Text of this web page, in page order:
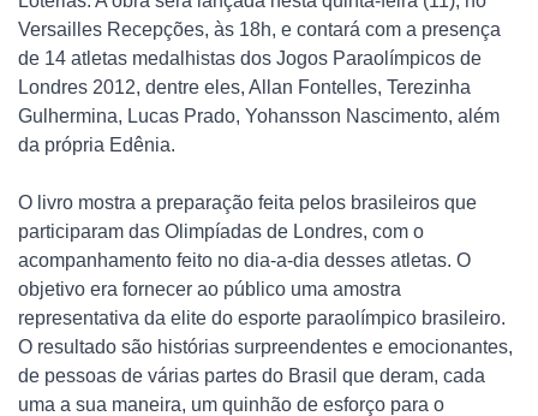
Versailles Recepções, às 18h, e contará com a presença
de 14 atletas medalhistas dos Jogos Paraolímpicos de
Londres 2012, dentre eles, Allan Fontelles, Terezinha
Gulhermina, Lucas Prado, Yohansson Nascimento, além
da própria Edênia.
O livro mostra a preparação feita pelos brasileiros que
participaram das Olimpíadas de Londres, com o
acompanhamento feito no dia-a-dia desses atletas. O
objetivo era fornecer ao público uma amostra
representativa da elite do esporte paraolímpico brasileiro.
O resultado são histórias surpreendentes e emocionantes,
de pessoas de várias partes do Brasil que deram, cada
uma a sua maneira, um quinhão de esforço para o